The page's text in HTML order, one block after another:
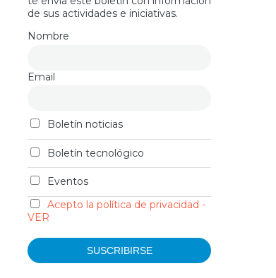
de sus actividades e iniciativas.
Nombre
Email
Boletín noticias
Boletín tecnológico
Eventos
Acepto la política de privacidad -
VER